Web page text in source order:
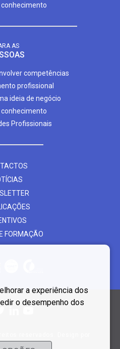
conhecimento
AS
competências
profissional
ideia de negócio
conhecimento
Profissionais
FORMAÇÃO
a experiência dos
o desempenho dos